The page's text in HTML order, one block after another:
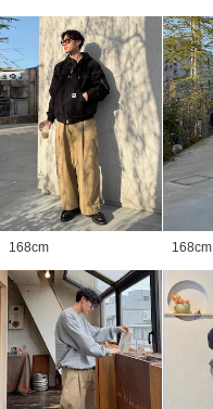
168cm 168cm